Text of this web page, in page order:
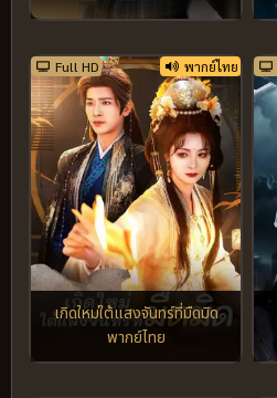
Full HD พากย์ไทย
เกิดใหม่ใต้แสงจันทร์ที่มืดมิด
พากย์ไทย